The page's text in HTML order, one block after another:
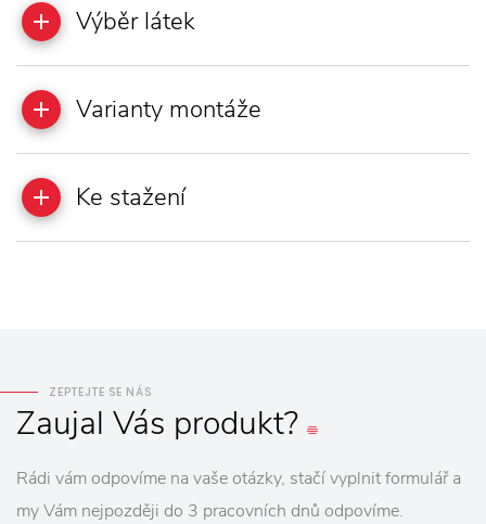
Výběr látek
Varianty montáže
Ke stažení
ZEPTEJTE SE NÁS
Zaujal Vás produkt?
Rádi vám odpovíme na vaše otázky, stačí vyplnit formulář a
my Vám nejpozději do 3 pracovních dnů odpovíme.